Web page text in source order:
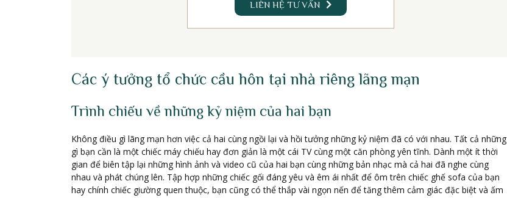
LIÊN HỆ TƯ VẤN
Các ý tưởng tổ chức cầu hôn tại nhà riêng lãng mạn
Trình chiếu về những kỷ niệm của hai bạn
Không điều gì lãng mạn hơn việc cả hai cùng ngồi lại và hồi tưởng những kỷ niệm đã có với nhau. Tất cả những
gì bạn cần là một chiếc máy chiếu hay đơn giản là một cái TV cùng một căn phòng yên tĩnh. Dành một ít thời
gian để biên tập lại những hình ảnh và video cũ của hai bạn cùng những bản nhạc mà cả hai đã nghe cùng
nhau và phát chúng lên. Tập hợp những chiếc gối đáng yêu và êm ái nhất để ôm trên chiếc ghế sofa của bạn
hay chính chiếc giường quen thuộc, bạn cũng có thể thắp vài ngọn nến để tăng thêm cảm giác đặc biệt và ấm